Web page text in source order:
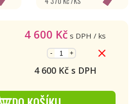
4 600 Kč s DPH / ks
- +
4 600Kč s DPH